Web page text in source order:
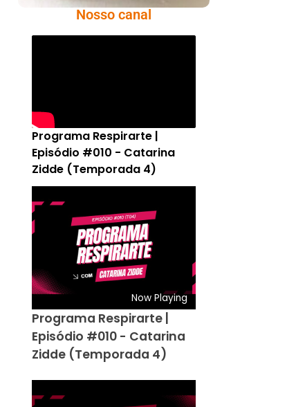
Nosso canal
Programa Respirarte |
Episódio #010 - Catarina
Zidde (Temporada 4)
Now Playing
Programa Respirarte |
Episódio #010 - Catarina
Zidde (Temporada 4)